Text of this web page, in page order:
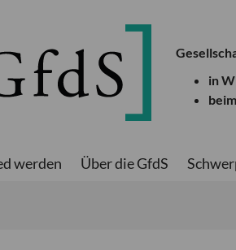
in
werden Über die GfdS